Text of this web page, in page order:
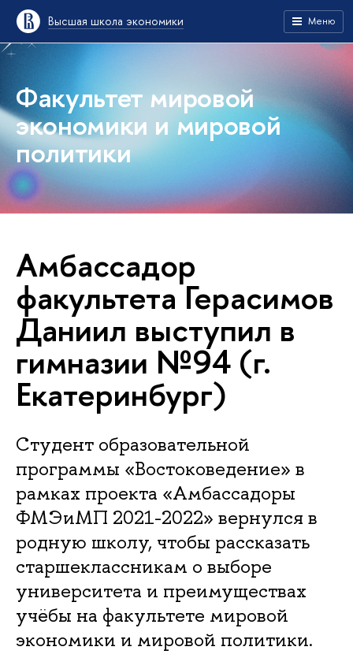
Высшая школа экономики Меню
Факультет мировой
экономики и мировой
политики
Амбассадор
факультета Герасимов
Даниил выступил в
гимназии №94 (г.
Екатеринбург)
Студент образовательной
программы «Востоковедение» в
рамках проекта «Амбассадоры
ФМЭиМП 2021-2022» вернулся в
родную школу, чтобы рассказать
старшеклассникам о выборе
университета и преимуществах
учёбы на факультете мировой
экономики и мировой политики.